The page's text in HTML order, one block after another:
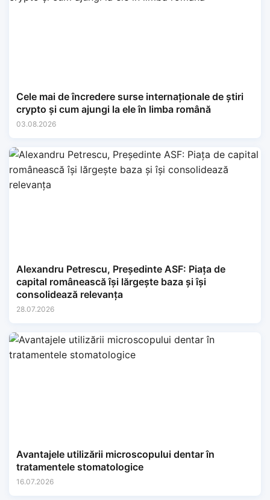
Cele mai de încredere surse internaționale de știri
crypto și cum ajungi la ele în limba română
03.08.2026
Alexandru Petrescu, Președinte ASF: Piața de
capital românească își lărgește baza și își
consolidează relevanța
28.07.2026
Avantajele utilizării microscopului dentar în
tratamentele stomatologice
16.07.2026